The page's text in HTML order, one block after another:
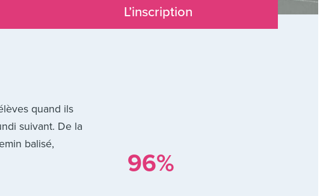
L’inscription
quand ils
suivant. De la
balisé,
96%